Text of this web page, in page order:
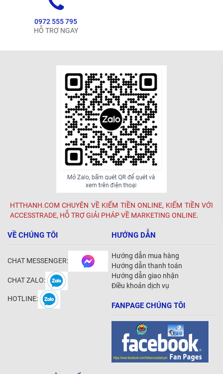
0972 555 795
HỖ TRỢ NGAY
HTTHANH.COM CHUYÊN VỀ KIẾM TIỀN ONLINE, KIẾM TIỀN VỚI
ACCESSTRADE, HỖ TRỢ GIẢI PHÁP VỀ MARKETING ONLINE.
VỀ CHÚNG TÔI
CHAT MESSENGER:
CHAT ZALO:
HOTLINE:
HƯỚNG DẪN
Hướng dẫn mua hàng
Hướng dẫn thanh toán
Hướng dẫn giao nhận
Điều khoản dịch vụ
FANPAGE CHÚNG TÔI